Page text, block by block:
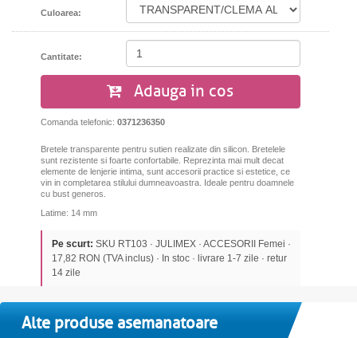
Culoarea:
Cantitate:
Adauga in cos
Comanda telefonic: 0371236350
Bretele transparente pentru sutien realizate din silicon. Bretelele
sunt rezistente si foarte confortabile. Reprezinta mai mult decat
elemente de lenjerie intima, sunt accesorii practice si estetice, ce
vin in completarea stilului dumneavoastra. Ideale pentru doamnele
cu bust generos.
Latime: 14 mm
Pe scurt: SKU RT103 · JULIMEX · ACCESORII Femei ·
17,82 RON (TVA inclus) · In stoc · livrare 1-7 zile · retur
14 zile
Alte produse asemanatoare